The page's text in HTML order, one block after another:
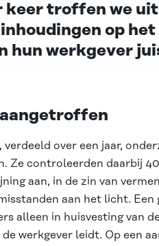
keer troffen we
op
hun werkgever
verdeeld over een jaar,
Ze controleerden daarbij
aan, in de zin van
aan het licht.
alleen in huisvesting van
werkgever leidt. Op een